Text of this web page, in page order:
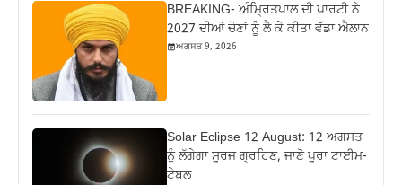
BREAKING- ਅੰਮ੍ਰਿਤਪਾਲ ਦੀ ਪਾਰਟੀ ਨੇ
2027 ਦੀਆਂ ਚੋਣਾਂ ਨੂੰ ਲੈ ਕੇ ਕੀਤਾ ਵੱਡਾ ਐਲਾਨ
ਅਗਸਤ 9, 2026
Solar Eclipse 12 August: 12 ਅਗਸਤ
ਨੂੰ ਲੱਗੇਗਾ ਸੂਰਜ ਗ੍ਰਹਿਣ, ਜਾਣੋ ਪੂਰਾ ਟਾਈਮ-
ਟੇਬਲ